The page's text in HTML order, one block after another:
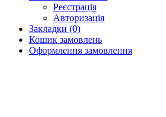
Реєстрація
Авторизація
Закладки (0)
Кошик замовлень
Оформлення замовлення